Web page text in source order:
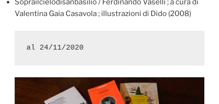
Soprailcielodisanbasilio / Ferdinando Vaselli ; a cura di
Valentina Gaia Casavola ; illustrazioni di Dido (2008)
al 24/11/2020